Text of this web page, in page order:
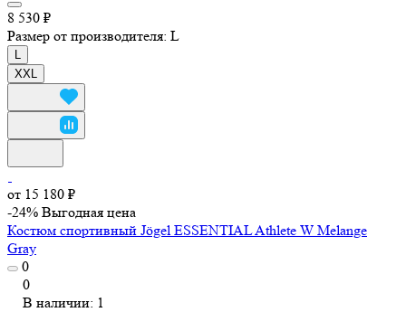
8 530 ₽
Размер от производителя: L
XXL
от 15 180 ₽
-24% Выгодная цена
Костюм спортивный Jögel ESSENTIAL Athlete W Melange
Gray
0
0
В наличии: 1